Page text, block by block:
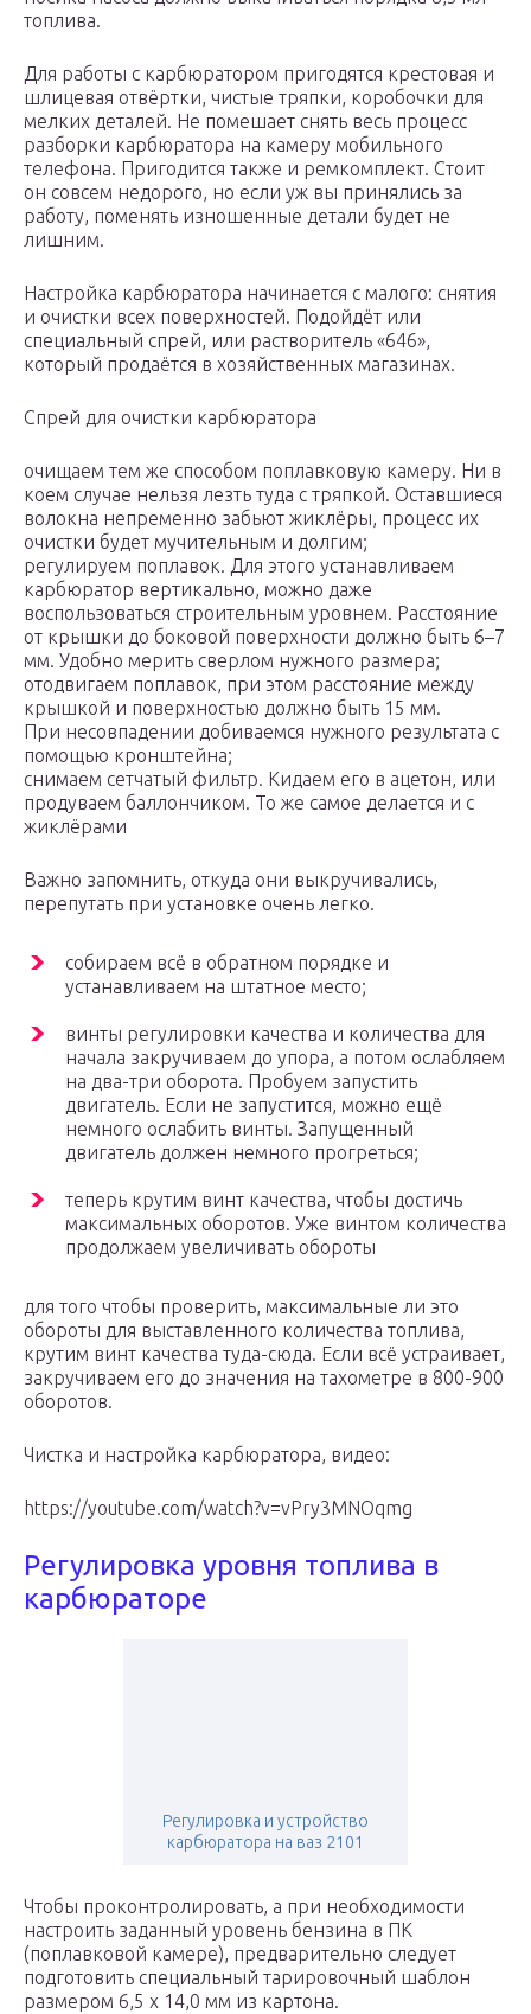
топлива.
Для работы с карбюратором пригодятся крестовая и
шлицевая отвёртки, чистые тряпки, коробочки для
мелких деталей. Не помешает снять весь процесс
разборки карбюратора на камеру мобильного
телефона. Пригодится также и ремкомплект. Стоит
он совсем недорого, но если уж вы принялись за
работу, поменять изношенные детали будет не
лишним.
Настройка карбюратора начинается с малого: снятия
и очистки всех поверхностей. Подойдёт или
специальный спрей, или растворитель «646»,
который продаётся в хозяйственных магазинах.
Спрей для очистки карбюратора
очищаем тем же способом поплавковую камеру. Ни в
коем случае нельзя лезть туда с тряпкой. Оставшиеся
волокна непременно забьют жиклёры, процесс их
очистки будет мучительным и долгим;
регулируем поплавок. Для этого устанавливаем
карбюратор вертикально, можно даже
воспользоваться строительным уровнем. Расстояние
от крышки до боковой поверхности должно быть 6–7
мм. Удобно мерить сверлом нужного размера;
отодвигаем поплавок, при этом расстояние между
крышкой и поверхностью должно быть 15 мм.
При несовпадении добиваемся нужного результата с
помощью кронштейна;
снимаем сетчатый фильтр. Кидаем его в ацетон, или
продуваем баллончиком. То же самое делается и с
жиклёрами
Важно запомнить, откуда они выкручивались,
перепутать при установке очень легко.
собираем всё в обратном порядке и
устанавливаем на штатное место;
винты регулировки качества и количества для
начала закручиваем до упора, а потом ослабляем
на два-три оборота. Пробуем запустить
двигатель. Если не запустится, можно ещё
немного ослабить винты. Запущенный
двигатель должен немного прогреться;
теперь крутим винт качества, чтобы достичь
максимальных оборотов. Уже винтом количества
продолжаем увеличивать обороты
для того чтобы проверить, максимальные ли это
обороты для выставленного количества топлива,
крутим винт качества туда-сюда. Если всё устраивает,
закручиваем его до значения на тахометре в 800-900
оборотов.
Чистка и настройка карбюратора, видео:
https://youtube.com/watch?v=vPry3MNOqmg
Регулировка уровня топлива в
карбюраторе
Регулировка и устройство
карбюратора на ваз 2101
Чтобы проконтролировать, а при необходимости
настроить заданный уровень бензина в ПК
(поплавковой камере), предварительно следует
подготовить специальный тарировочный шаблон
размером 6,5 х 14,0 мм из картона.